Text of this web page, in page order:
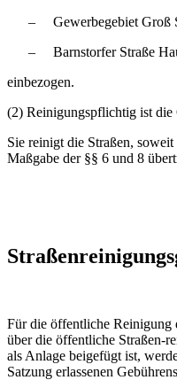
–
Gewerbegebiet Groß
–
Barnstorfer Straße
einbezogen.
(2) Reinigungspflichtig ist
Sie reinigt die Straßen,
Maßgabe der §§ 6 und 8
Für die öffentliche Reinigung
über die öffentliche Straßen-
als Anlage beigefügt ist,
Satzung erlassenen